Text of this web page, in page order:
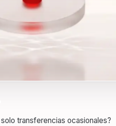
transferencias ocasionales?